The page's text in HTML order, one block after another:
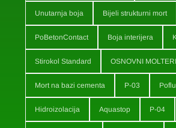
Unutarnja boja Bijeli strukturni mort
PoBetonContact Boja interijera
Stirokol Standard OSNOVNI MOLTERI
Mort na bazi cementa P-03
Hidroizolacija Aquastop P-04